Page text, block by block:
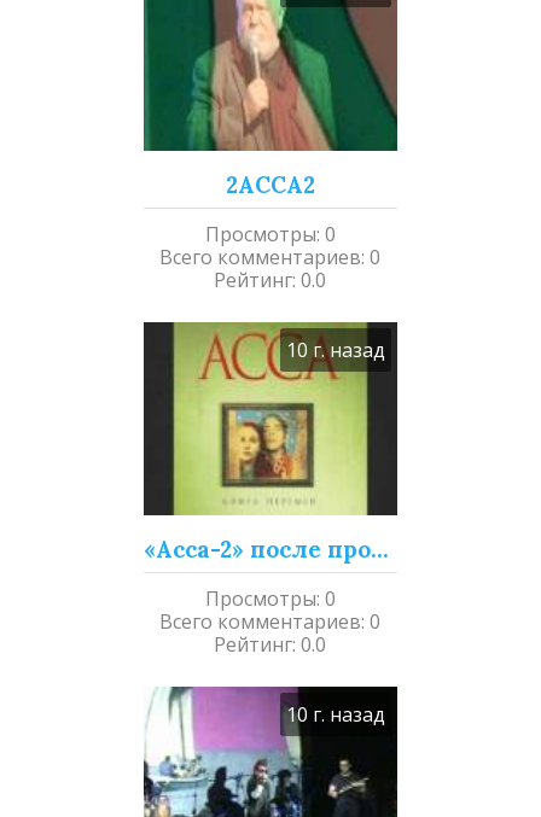
2АССА2
Просмотры: 0
Всего комментариев:0
Рейтинг:0.0
10 г. назад
«Асса-2» после просмотра
Просмотры: 0
Всего комментариев:0
Рейтинг:0.0
10 г. назад